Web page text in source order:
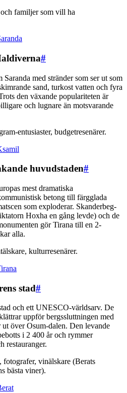
och familjer som vill ha
#
med stränder som ser ut som
sand, turkost vatten och fyra
den växande populariteten är
och lugnare än motsvarande
entusiaster, budgetresenärer.
huvudstaden#
mest dramatiska
betong till färgglada
som exploderar. Skanderbeg-
Hoxha en gång levde) och de
gör Tirana till en 2-
alla.
kulturresenärer.
stad#
och ett UNESCO-världsarv. De
uppför bergssluttningen med
över Osum-dalen. Den levande
i 2 400 år och rymmer
restauranger.
fotografer, vinälskare (Berats
bästa viner).